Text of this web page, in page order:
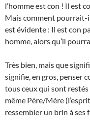
l’homme est con ! Il est
Mais comment pourrait-il
est évidente : Il est con
homme, alors qu’il
Très bien, mais que
signifie, en gros, penser
tous ceux qui sont restés
même Père/Mère
ressembler un brin à ses